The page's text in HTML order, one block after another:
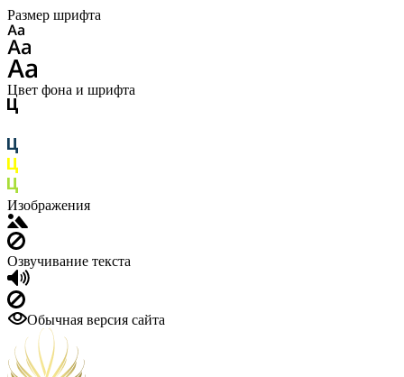
Размер шрифта
Цвет фона и шрифта
Изображения
Озвучивание текста
Обычная версия сайта